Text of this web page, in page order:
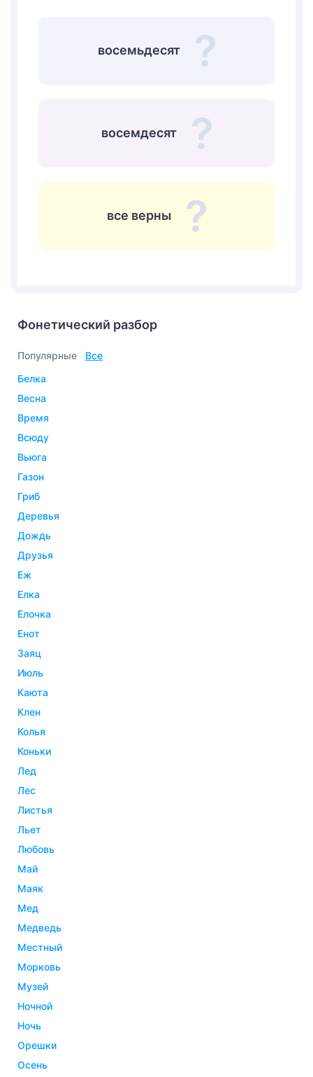
восемьдесят
восемдесят
все верны
Фонетический разбор
Популярные
Все
белка
весна
время
всюду
вьюга
газон
гриб
деревья
дождь
друзья
еж
елка
елочка
енот
заяц
июль
каюта
клен
колья
коньки
лед
лес
листья
льет
любовь
май
маяк
мед
медведь
местный
морковь
музей
ночной
ночь
орешки
осень